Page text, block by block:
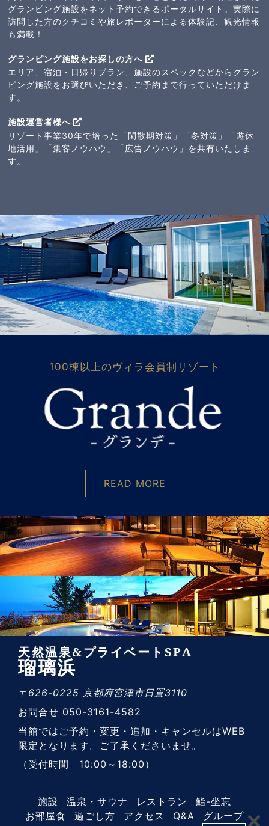
グランピング施設をネット予約できるポータルサイト。実際に
訪問した方のクチコミや旅レポーターによる体験記、観光情報
も満載！
グランピング施設をお探しの方へ
エリア、宿泊・日帰りプラン、施設のスペックなどからグラン
ピング施設をお選びいただき、ご予約まで行っていただけま
す。
施設運営者様へ
リゾート事業30年で培った「閑散期対策」「冬対策」「遊休
地活用」「集客ノウハウ」「広告ノウハウ」を共有いたしま
す。
100棟以上のヴィラ会員制リゾート
READ MORE
天然温泉&プライベートSPA
瑠璃浜
〒626-0225 京都府宮津市日置3110
お問合せ 050-3161-4582
当館ではご予約・変更・追加・キャンセルはWEB
限定となります。ご了承くださいませ。
（受付時間 10:00～18:00）
施設 温泉・サウナ レストラン
鮨-坐忘
お部屋食
過ごし方 アクセス Q&A
グループ